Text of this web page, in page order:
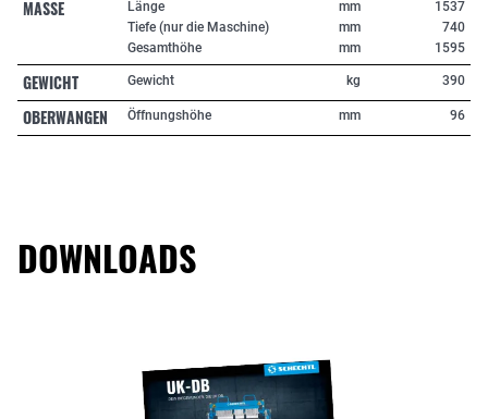
MASSE
Länge
Tiefe (nur die Maschine)
Gesamthöhe
mm
mm
mm
1537
740
1595
GEWICHT Gewicht kg 390
OBERWANGEN Öffnungshöhe mm 96
DOWNLOADS